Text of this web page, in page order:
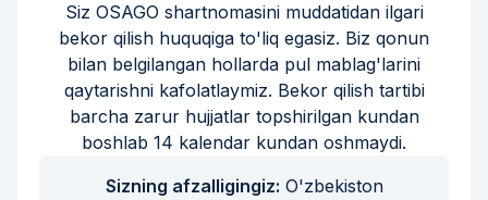
Siz OSAGO shartnomasini muddatidan ilgari
bekor qilish huquqiga to'liq egasiz. Biz qonun
bilan belgilangan hollarda pul mablag'larini
qaytarishni kafolatlaymiz. Bekor qilish tartibi
barcha zarur hujjatlar topshirilgan kundan
boshlab 14 kalendar kundan oshmaydi.
Sizning afzalligingiz: O'zbekiston